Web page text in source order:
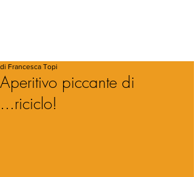
Aperitivo piccante di
...riciclo!
di Francesca Topi